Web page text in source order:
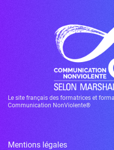
Le site français des formatrices et
Communication NonViolente®
Mentions légales